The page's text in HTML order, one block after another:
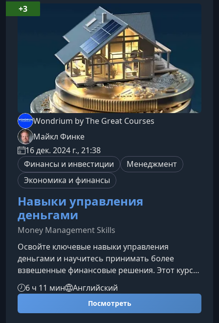
стратегий взаимодействия с другими.Что вы
узнаете в этом курсеКурс раскрывает
фундаментальные концепции поведенческой
Wondrium by The Great Courses
Майкл Финке
16 дек. 2024 г., 21:38
Финансы и инвестиции
Менеджмент
Экономика и финансы
Навыки управления
деньгами
Money Management Skills
Освойте ключевые навыки управления
деньгами и научитесь принимать более
взвешенные финансовые решения. Этот курс
поможет вам создать персональный
финансовый план, который станет надежной
основой для достижения краткосрочных и
долгосрочных целей.Что вы узнаете в этом
6 ч 11 мин Английский
Посмотреть
+3